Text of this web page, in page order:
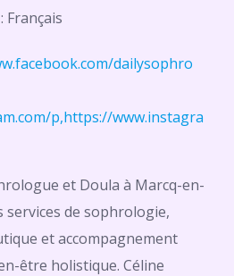
: Français
dailysophro
p,https://www.instagra
et Doula à Marcq-en-
de sophrologie,
et accompagnement
être holistique. Céline